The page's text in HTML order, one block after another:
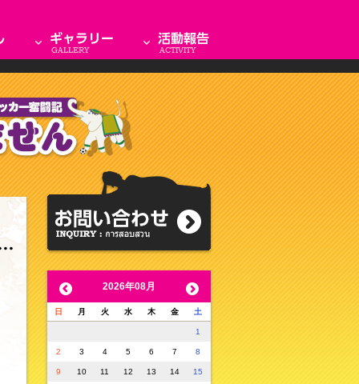
2026年08月
日 月 火 水 木 金 土
1
2 3 4 5 6 7 8
9 10 11 12 13 14 15